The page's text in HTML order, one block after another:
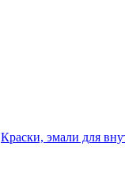
Краски, эмали для